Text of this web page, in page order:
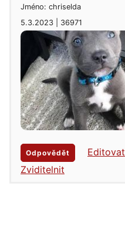
Jméno: chriselda
5.3.2023 | 36971
Odpovědět Editovat
Zviditelnit